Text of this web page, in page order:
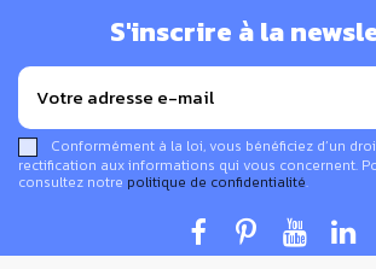
terre d'une prise électrique (avec terre
normes électriques) avant de brancher
C'est tout !
S'inscrire à la
Conformément à la loi, vous bénéficiez d’un
rectification aux informations qui vous concernent.
consultez notre politique de confidentialité.